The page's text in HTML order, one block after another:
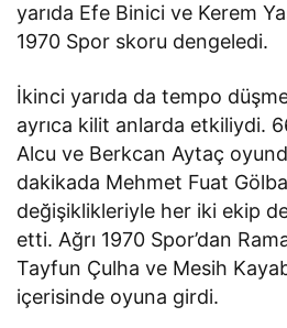
yarıda Efe Binici ve Kerem
1970 Spor skoru dengeledi.
İkinci yarıda da tempo
ayrıca kilit anlarda etkiliydi.
Alcu ve Berkcan Aytaç
dakikada Mehmet Fuat
değişiklikleriyle her iki ekip
etti. Ağrı 1970 Spor’dan
Tayfun Çulha ve Mesih
içerisinde oyuna girdi.